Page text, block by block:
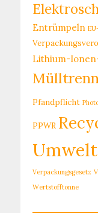
Entrümpeln
Lithium-
Pfandpflicht
PPWR
Umwelt
Verpackungsgesetz
Wertstofftonne